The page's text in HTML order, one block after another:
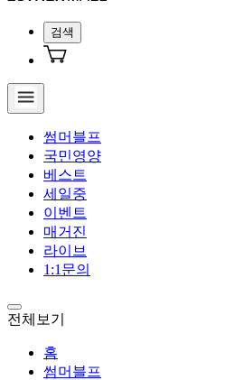
검색
썸머블프
국민영양
베스트
세일중
이벤트
매거진
라이브
1:1문의
전체보기
홈
썸머블프